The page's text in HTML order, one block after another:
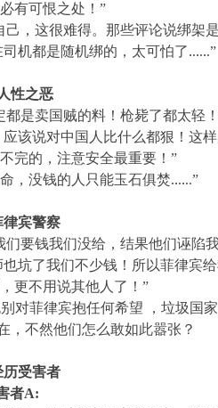
有可恨之处！”
，这很难得。那些评论说绑架
机都是随机绑的，太可怕了......”
性之恶
是卖国贼的料！枪毙了都太轻
该说对中国人比什么都狠！这
完的，注意安全最重要！”
，没钱的人只能玉石俱焚......”
律宾警察
要钱我们没给，结果他们诬陷
坑了我们不少钱！所以菲律宾
更不用说其他人了！”
对菲律宾抱任何希望 ，垃圾国家
，不然他们怎么敢如此嚣张？
历受害者
者A: